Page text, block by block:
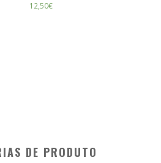
12,50€
DE PRODUTO